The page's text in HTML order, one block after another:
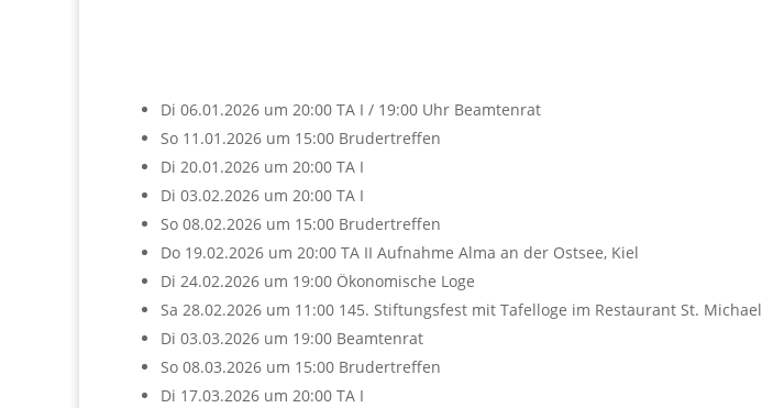
Di 06.01.2026 um 20:00 TA I / 19:00 Uhr Beamtenrat
So 11.01.2026 um 15:00 Brudertreffen
Di 20.01.2026 um 20:00 TA I
Di 03.02.2026 um 20:00 TA I
So 08.02.2026 um 15:00 Brudertreffen
Do 19.02.2026 um 20:00 TA II Aufnahme Alma an der Ostsee, Kiel
Di 24.02.2026 um 19:00 Ökonomische Loge
Sa 28.02.2026 um 11:00 145. Stiftungsfest mit Tafelloge im Restaurant St. Michael
Di 03.03.2026 um 19:00 Beamtenrat
So 08.03.2026 um 15:00 Brudertreffen
Di 17.03.2026 um 20:00 TA I